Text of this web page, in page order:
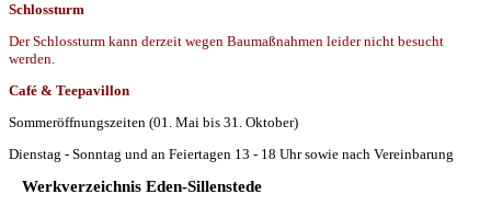
Schlossturm
Der Schlossturm kann derzeit wegen Baumaßnahmen leider nicht besucht
werden.
Café & Teepavillon
Sommeröffnungszeiten (01. Mai bis 31. Oktober)
Dienstag - Sonntag und an Feiertagen 13 - 18 Uhr sowie nach Vereinbarung
Werkverzeichnis Eden-Sillenstede